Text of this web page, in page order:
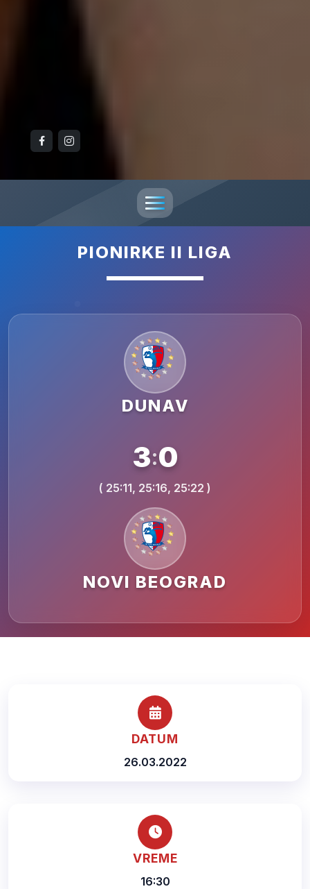
PIONIRKE II LIGA
DUNAV
3:0
( 25:11, 25:16, 25:22 )
NOVI BEOGRAD
DATUM
26.03.2022
VREME
16:30